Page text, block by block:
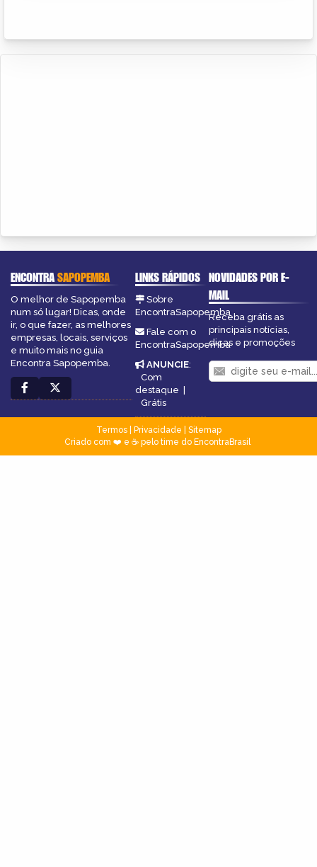
ENCONTRASAPOPEMBA
O melhor de Sapopemba
num só lugar! Dicas, onde
ir, o que fazer, as melhores
empresas, locais, serviços
e muito mais no guia
Encontra Sapopemba.
LINKS RÁPIDOS
Sobre
EncontraSapopemba
Fale com o
EncontraSapopemba
ANUNCIE:
Com
destaque |
Grátis
NOVIDADES POR E-
MAIL
Receba grátis as
principais notícias,
dicas e promoções
Termos| Privacidade
Sitemap
Criado com ❤️ e ☕ pelo time do EncontraBrasil